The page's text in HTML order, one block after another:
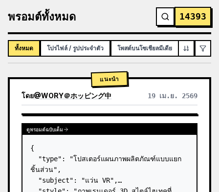
พรอมต์ทั้งหมด 14393
ทั้งหมด โปรไฟล์ / รูปประจำตัว โพสต์บนโซเชียลมีเดีย อินโฟกราฟิก
แนะนำ
โดย@WORY＠ホッピング中 19 เม.ย. 2569
ดูพรอมต์ฉบับเต็ม
{
  "type": "โปสเตอร์แผนภาพผลิตภัณฑ์แบบแยก
ชิ้นส่วน",
  "subject": "แว่น VR",